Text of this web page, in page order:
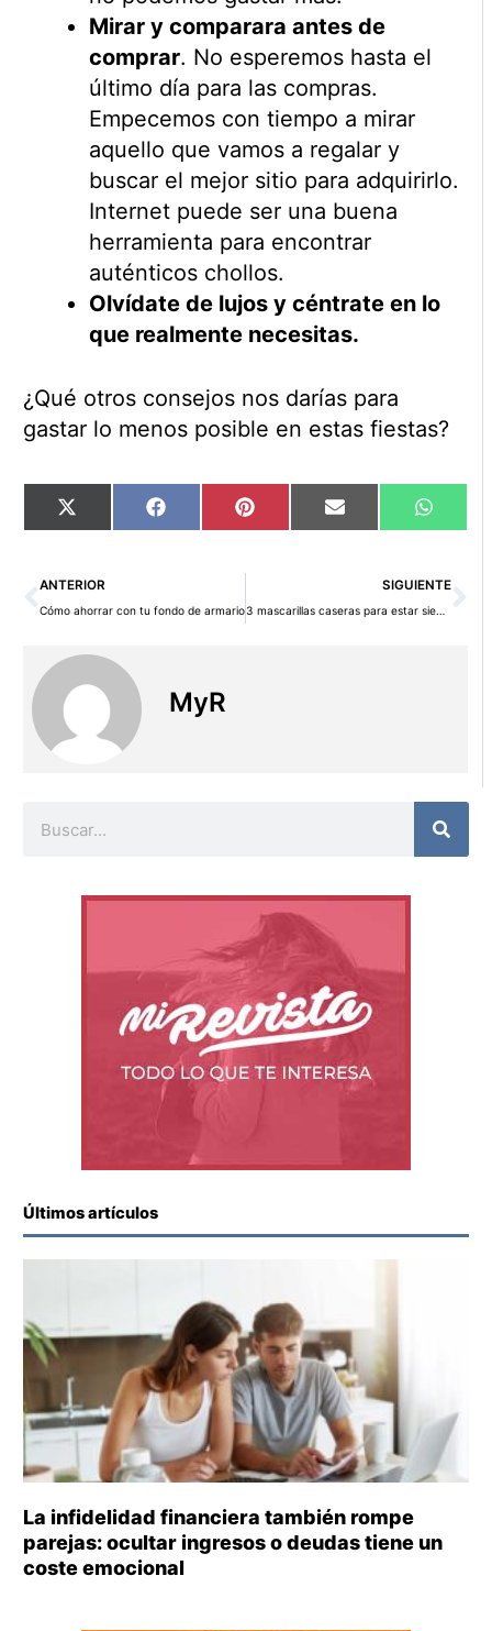
Mirar y comparara antes de
comprar. No esperemos hasta el
último día para las compras.
Empecemos con tiempo a mirar
aquello que vamos a regalar y
buscar el mejor sitio para adquirirlo.
Internet puede ser una buena
herramienta para encontrar
auténticos chollos.
Olvídate de lujos y céntrate en lo
que realmente necesitas.
¿Qué otros consejos nos darías para
gastar lo menos posible en estas fiestas?
Compartir
en
X
(Twitter)
Compartir
en
Facebook Compartir
en
Pinterest Compartir
en
Email
en
Ant
ANTERIOR
Cómo ahorrar con tu fondo de armario
SIGUIENTE
3 mascarillas caseras para estar siempre guapa
MyR
Últimos artículos
La infidelidad financiera también rompe
parejas: ocultar ingresos o deudas tiene un
coste emocional